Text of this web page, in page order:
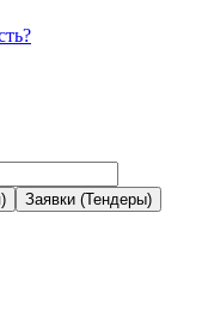
Заявки (Тендеры)